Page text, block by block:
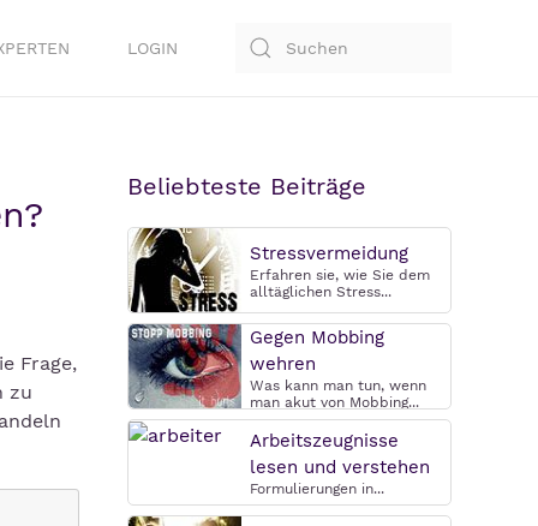
LOGIN
Frage,
zu
Beliebteste Beiträge
Stressvermeidung
Erfahren sie, wie Sie dem
alltäglichen Stress...
Gegen Mobbing
wehren
Was kann man tun, wenn
man akut von Mobbing...
Arbeitszeugnisse
lesen und verstehen
Formulierungen in...